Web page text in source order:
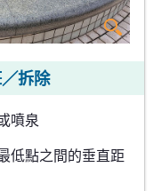
拆除
噴泉
低點之間的垂直距